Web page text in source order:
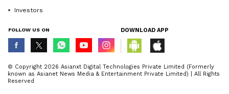
Investors
FOLLOW US ON DOWNLOAD APP
© Copyright 2026 Asianxt Digital Technologies Private Limited (Formerly
known as Asianet News Media & Entertainment Private Limited) | All Rights
Reserved